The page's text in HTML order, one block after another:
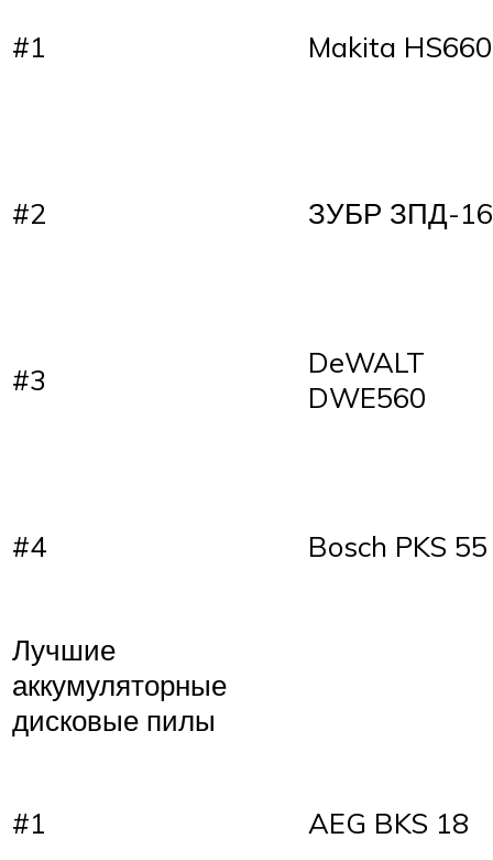
#1 Makita
#2 ЗУБР ЗПД-
#3
DeWALT
DWE560
#4 Bosch PKS 55
Лучшие
аккумуляторные
дисковые пилы
#1 AEG BKS 18